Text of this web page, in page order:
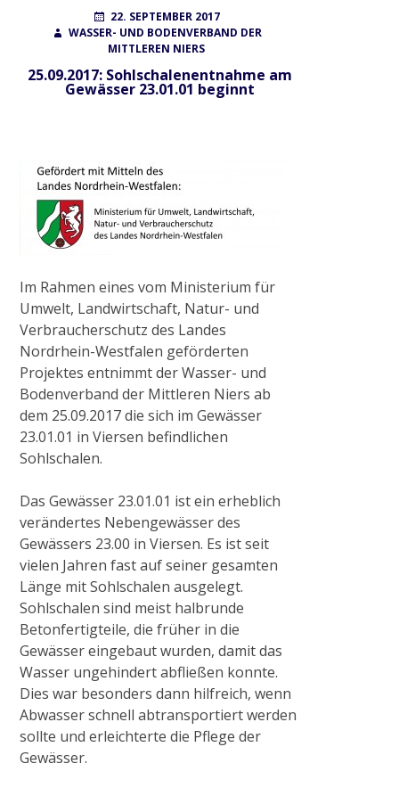
Sohlschalenentnahme
Radtour „Wasserwirtschaft rund um Grefrath“
Radtour „Hochwasservorsorge am Hammer
Bach“
2018
Abriss Stallgebäude in Viersen
Baumaßnahme S-Kurve in Münchheide
Absperrbauwerke an der Niers
Radtour „Wasser in Kultur- und Naturraum
rund um Wachtendonk“
2021
POSTED
ON
22. SEPTEMBER 2017
WASSER- UND BODENVERBAND DER
MITTLEREN NIERS
25.09.2017: Sohlschalenentnahme am
Gewässer 23.01.01 beginnt
Im Rahmen eines vom Ministerium für
Umwelt, Landwirtschaft, Natur- und
Verbraucherschutz des Landes
Nordrhein-Westfalen geförderten
Projektes entnimmt der Wasser- und
Bodenverband der Mittleren Niers ab
dem 25.09.2017 die sich im Gewässer
23.01.01 in Viersen befindlichen
Sohlschalen.
Das Gewässer 23.01.01 ist ein erheblich
verändertes Nebengewässer des
Gewässers 23.00 in Viersen. Es ist seit
vielen Jahren fast auf seiner gesamten
Länge mit Sohlschalen ausgelegt.
Sohlschalen sind meist halbrunde
Betonfertigteile, die früher in die
Gewässer eingebaut wurden, damit das
Wasser ungehindert abfließen konnte.
Dies war besonders dann hilfreich, wenn
Abwasser schnell abtransportiert werden
sollte und erleichterte die Pflege der
Gewässer.